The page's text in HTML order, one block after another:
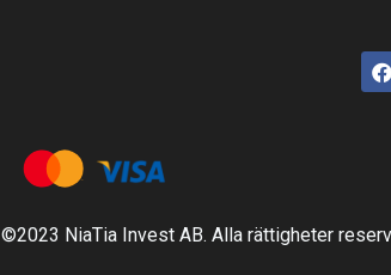
©2023 NiaTia Invest AB. Alla rättigheter